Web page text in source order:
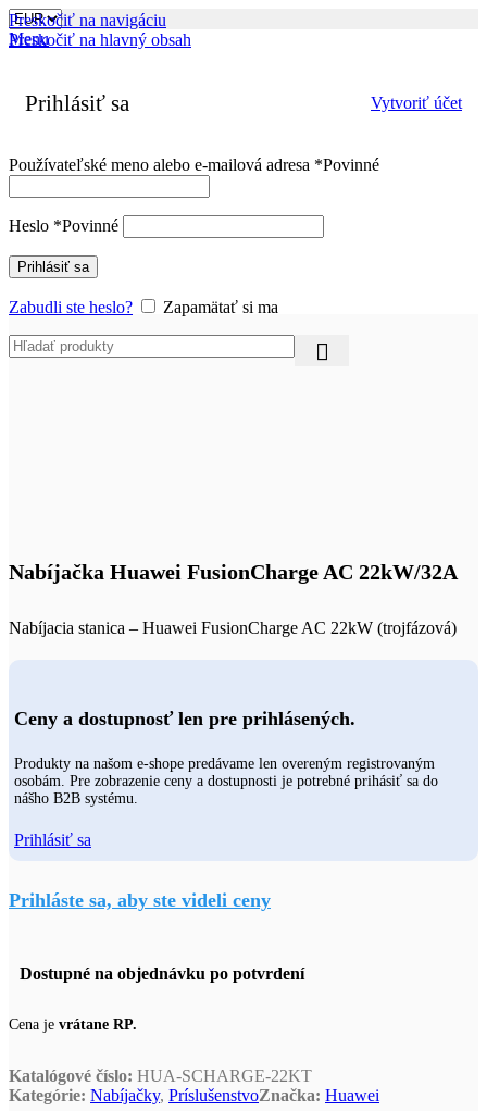
Preskočiť na navigáciu
Preskočiť na hlavný obsah
Menu
Prihlásiť sa Vytvoriť účet
Používateľské meno alebo e-mailová adresa *Povinné
Heslo *Povinné
Prihlásiť sa
Zabudli ste heslo? Zapamätať si ma
Obchod/ Príslušenstvo
Nabíjačka Huawei FusionCharge AC 22kW/32A
Nabíjacia stanica – Huawei FusionCharge AC 22kW (trojfázová)
Ceny a dostupnosť len pre prihlásených.
Produkty na našom e-shope predávame len overeným registrovaným
osobám. Pre zobrazenie ceny a dostupnosti je potrebné prihásiť sa do
nášho B2B systému.
Prihlásiť sa
Prihláste sa, aby ste videli ceny
Dostupné na objednávku po potvrdení
Cena je vrátane RP.
Katalógové číslo: HUA-SCHARGE-22KT
Kategórie: Nabíjačky, PríslušenstvoZnačka: Huawei